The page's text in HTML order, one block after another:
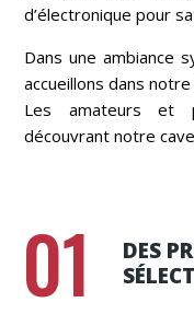
d’électronique pour
Dans une ambiance
accueillons dans
Les amateurs et
découvrant notre
01
DES